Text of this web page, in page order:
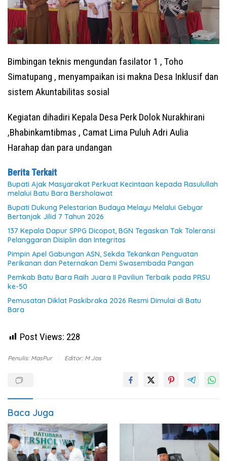
Bimbingan teknis mengundan fasilator 1 , Toho
Simatupang , menyampaikan isi makna Desa Inklusif dan
sistem Akuntabilitas sosial
Kegiatan dihadiri Kepala Desa Perk Dolok Nurakhirani
,Bhabinkamtibmas , Camat Lima Puluh Adri Aulia
Harahap dan para undangan
Berita Terkait
Bupati Ajak Masyarakat Perkuat Kecintaan kepada Rasulullah
melalui Batu Bara Bersholawat
Bupati Dukung Pelestarian Budaya Melayu Melalui Gebyar
Bertanjak Jilid 7 Tahun 2026
137 Kepala Dapur SPPG Dicopot, BGN Tegaskan Tak Toleransi
Pelanggaran Disiplin dan Integritas
Pimpin Apel Gabungan ASN, Sekda Tekankan Penguatan
Perikanan dan Peternakan Demi Swasembada Pangan
Pemkab Batu Bara Raih Juara II Paviliun Terbaik pada PRSU
ke-50
Pemusatan Diklat Paskibraka 2026 Resmi Dimulai di Batu
Bara
Post Views: 228
Penulis: MasPur Editor: M Jos
Baca Juga